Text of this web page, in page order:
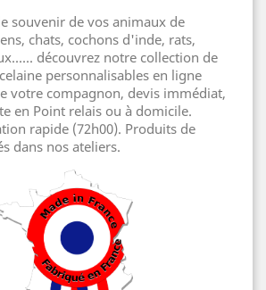
souvenir de vos animaux de
chats, cochons d'inde, rats,
découvrez notre collection de
personnalisables en ligne
votre compagnon, devis immédiat,
en Point relais ou à domicile.
rapide (72h00). Produits de
dans nos ateliers.